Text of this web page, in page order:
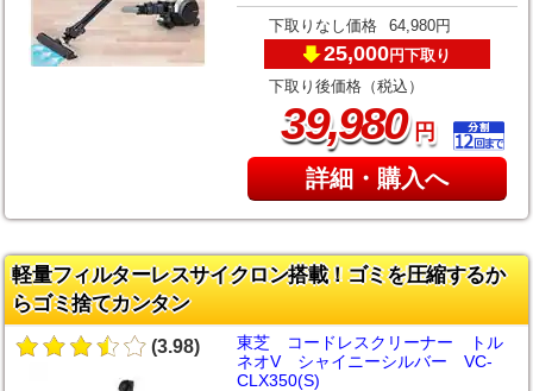
下取りなし価格 64,980円
25,000円下取り
下取り後価格（税込）
39,980円
詳細・購入へ
軽量フィルターレスサイクロン搭載！ゴミを圧縮するか
らゴミ捨てカンタン
(3.98)
東芝 コードレスクリーナー トル
ネオV シャイニーシルバー VC-
CLX350(S)